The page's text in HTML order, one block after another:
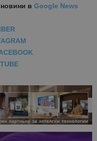
в Google News